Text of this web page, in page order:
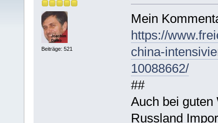
Beiträge: 521
Mein
https://
china-
10088662/
##
Auch bei
Russland